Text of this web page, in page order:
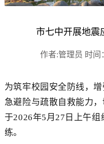
市七中开展地震
作者:管理员 时间
为筑牢校园安全防线，
急避险与疏散自救能力
于2026年5月27日上午
练。